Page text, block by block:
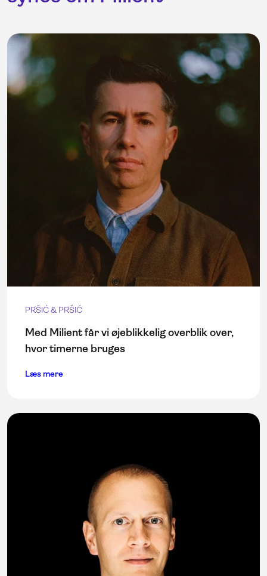
PRŠIĆ & PRŠIĆ
Med Milient får vi øjeblikkelig overblik over,
hvor timerne bruges
Læs mere